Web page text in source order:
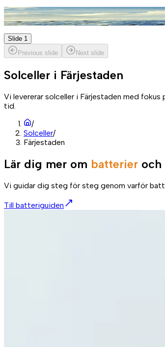
Slide 1
Previous slide
Next slide
Solceller i Färjestaden
Vi levererar solceller i Färjestaden med
tid.
/
Solceller/
Färjestaden
Lär dig mer om batterier och
Vi guidar dig steg för steg genom varför
Till batteriguiden